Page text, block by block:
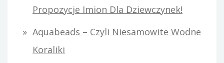
Propozycje Imion Dla Dziewczynek!
Aquabeads – Czyli Niesamowite Wodne
Koraliki